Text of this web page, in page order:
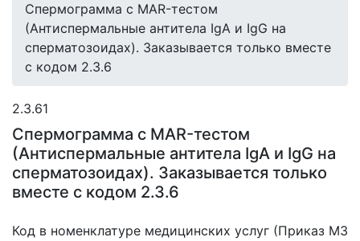
Спермограмма с MAR-тестом
(Антиспермальные антитела IgА и IgG на
сперматозоидах). Заказывается только вместе
с кодом 2.3.6
2.3.61
Спермограмма с MAR-тестом
(Антиспермальные антитела IgА и IgG на
сперматозоидах). Заказывается только
вместе с кодом 2.3.6
Код в номенклатуре медицинских услуг (Приказ МЗ